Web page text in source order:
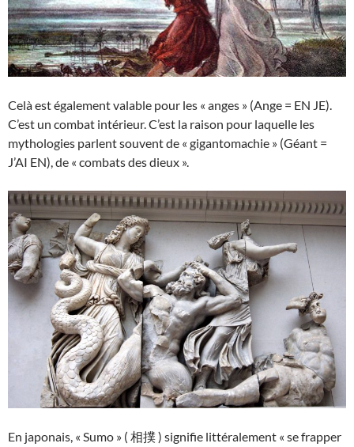
Celà est également valable pour les « anges » (Ange = EN JE).
C’est un combat intérieur. C’est la raison pour laquelle les
mythologies parlent souvent de « gigantomachie » (Géant =
J’AI EN), de « combats des dieux ».
En japonais, « Sumo » ( 相撲 ) signifie littéralement « se frapper